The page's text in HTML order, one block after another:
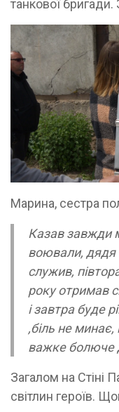
танкової
Марина, сестра
Казав завжди
воювали, дядя
служив,
року отримав
і завтра буде
,біль не минає,
важке болюче
Загалом на Стіні
світлин героїв.